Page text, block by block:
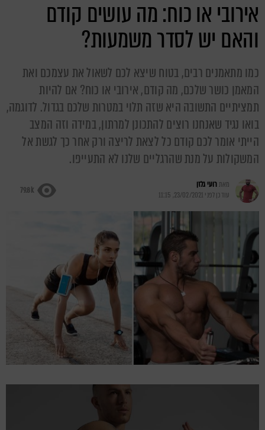
אירובי או כוח: מה עושים קודם
והאם יש לסדר משמעות?
כמו מתאמנים רבים, בטוח שיצא לכם לשאול את עצמכם ואת
המאמן כושר שלכם, מה קודם, אירובי או כוח? אם להיות
תמציתיים התשובה היא שזה תלוי במטרות שלכם בגדול. לדוגמה,
בואו נגיד שאנחנו רוצים להתכונן למרתון, במידה וזה המצב
הייתי אומר לכם קודם כל לצאת לריצה ורק אחר כך לגשת אל
המשקולות על מנת שהרגליים שלנו לא התעייפו.
מאתרועי גלזן
עודכן לפני 23/02/2021, 11:15
79.8k